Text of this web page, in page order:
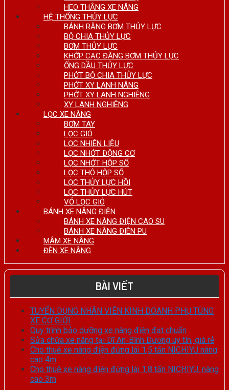
HEO THẮNG XE NÂNG
HỆ THỐNG THỦY LỰC
BÁNH RĂNG BƠM THỦY LỰC
BỘ CHIA THỦY LỰC
BƠM THỦY LỰC
KHỚP CẠC ĐĂNG BƠM THỦY LỰC
ỐNG DẦU THỦY LỰC
PHỚT BỘ CHIA THỦY LỰC
PHỚT XY LANH NÂNG
PHỚT XY LANH NGHIÊNG
XY LANH NGHIÊNG
LỌC XE NÂNG
BƠM TAY
LỌC GIÓ
LỌC NHIÊN LIỆU
LỌC NHỚT ĐỘNG CƠ
LỌC NHỚT HỘP SỐ
LỌC THÔ HỘP SỐ
LỌC THỦY LỰC HỒI
LỌC THỦY LỰC HÚT
VỎ LỌC GIÓ
BÁNH XE NÂNG ĐIỆN
BÁNH XE NÂNG ĐIỆN CAO SU
BÁNH XE NÂNG ĐIÊN PU
MÂM XE NÂNG
ĐÈN XE NÂNG
BÀI VIẾT
TUYỂN DỤNG NHÂN VIÊN KINH DOANH PHỤ TÙNG
XE CƠ GIỚI
Quy trình bảo dưỡng xe nâng điện đạt chuẩn
Sửa chữa xe nâng tại Dĩ An-Bình Dương uy tín, giá rẻ
Cho thuê xe nâng điện đứng lái 1,5 tấn NICHIYU nâng
cao 4m
Cho thuê xe nâng điện đứng lái 1,8 tấn NICHIYU, nâng
cao 3m